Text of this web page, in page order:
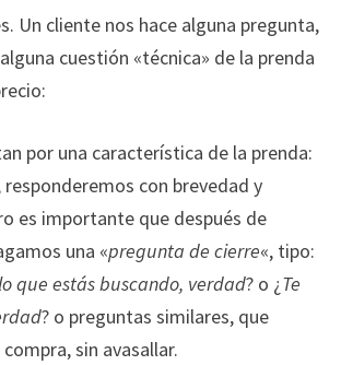
Un cliente nos hace alguna pregunta,
cuestión «técnica» de la prenda
por una característica de la prenda:
responderemos con brevedad y
es importante que después de
una «pregunta de cierre«, tipo:
que estás buscando, verdad? o ¿Te
? o preguntas similares, que
sin avasallar.